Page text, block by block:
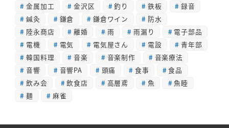
金属加工
金沢区 釣り 鉄板
録音
鍼灸
鎌倉 鎌倉ワイン
防水
陸永商店
離婚 雨 雨漏り
電子部品
電機
電気 電気屋さん 電設
青年部
韓国料理
音楽 音楽制作
音楽療法
音響
音響PA 頭痛 食事
食品
飲み会
飲食店 高層鳶 魚
魚睦
麺
麻雀